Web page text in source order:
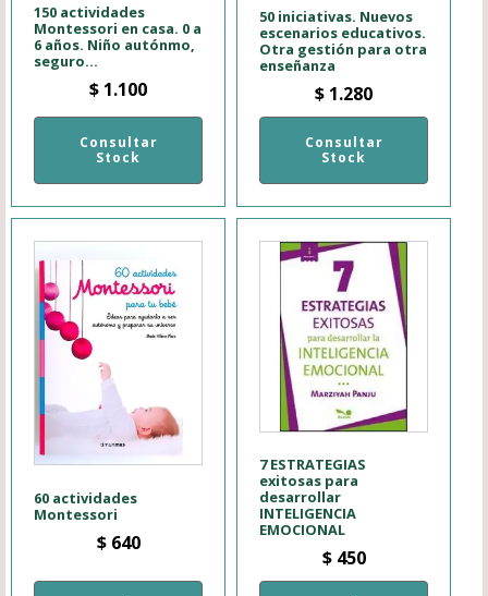
150 actividades
Montessori en casa. 0 a
6 años. Niño autónmo,
seguro...
$ 1.100
Consultar
Stock
50 iniciativas. Nuevos
escenarios educativos.
Otra gestión para otra
enseñanza
$ 1.280
Consultar
Stock
60 actividades
Montessori
$640
7 ESTRATEGIAS
exitosas para
desarrollar
INTELIGENCIA
EMOCIONAL
$450